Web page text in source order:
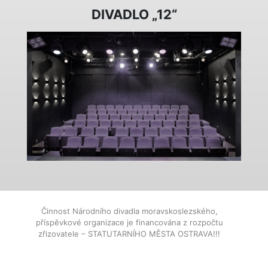
DIVADLO „12“
Činnost Národního divadla moravskoslezského,
příspěvkové organizace je financována z rozpočtu
zřizovatele – STATUTARNÍHO MĚSTA OSTRAVA!!!